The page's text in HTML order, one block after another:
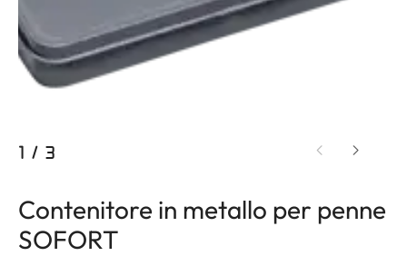
1 / 3
Contenitore in metallo per penne
SOFORT